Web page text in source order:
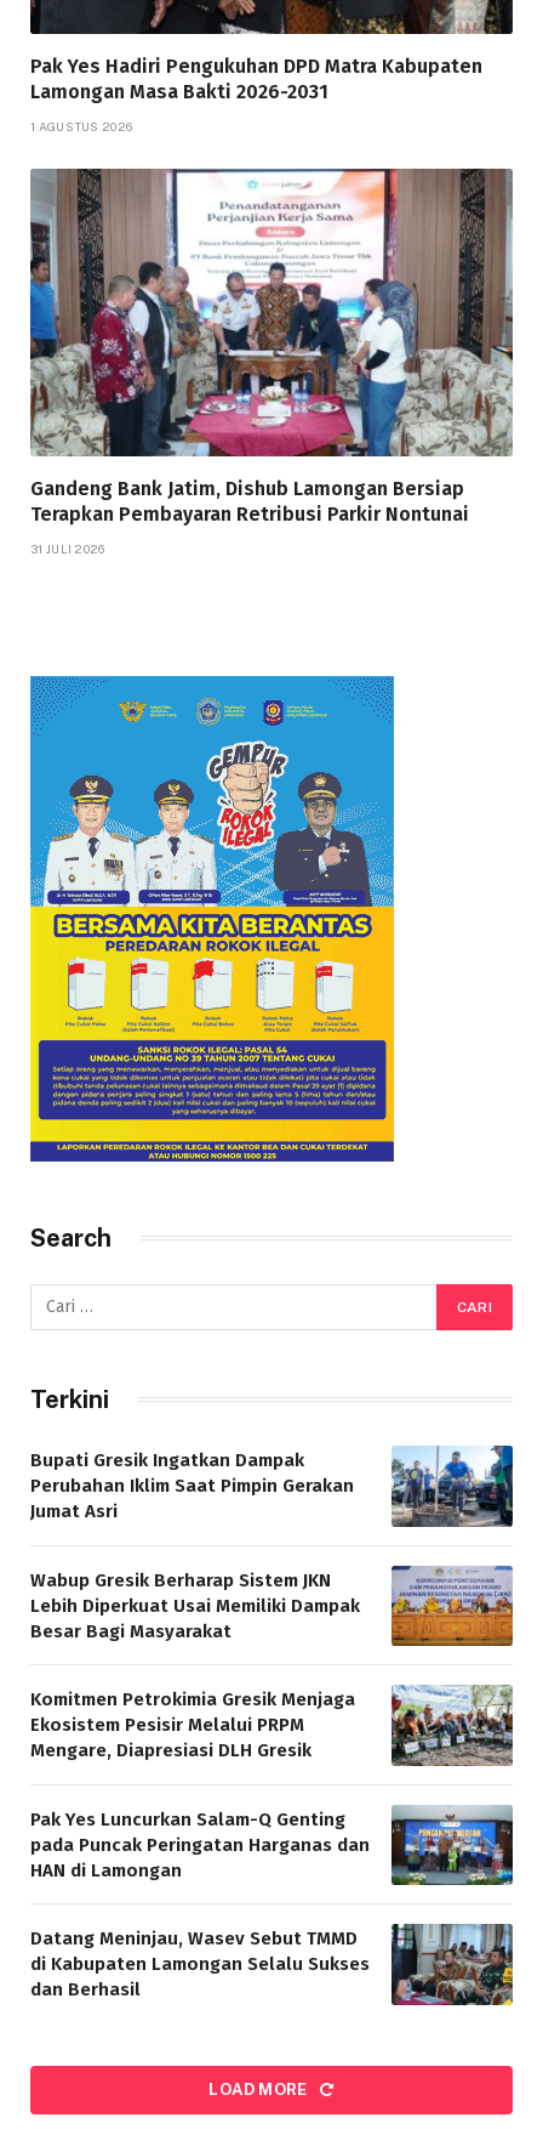
Pak Yes Hadiri Pengukuhan DPD Matra Kabupaten
Lamongan Masa Bakti 2026-2031
1 AGUSTUS 2026
Gandeng Bank Jatim, Dishub Lamongan Bersiap
Terapkan Pembayaran Retribusi Parkir Nontunai
31 JULI 2026
Search
Terkini
Bupati Gresik Ingatkan Dampak
Perubahan Iklim Saat Pimpin Gerakan
Jumat Asri
Wabup Gresik Berharap Sistem JKN
Lebih Diperkuat Usai Memiliki Dampak
Besar Bagi Masyarakat
Komitmen Petrokimia Gresik Menjaga
Ekosistem Pesisir Melalui PRPM
Mengare, Diapresiasi DLH Gresik
Pak Yes Luncurkan Salam-Q Genting
pada Puncak Peringatan Harganas dan
HAN di Lamongan
Datang Meninjau, Wasev Sebut TMMD
di Kabupaten Lamongan Selalu Sukses
dan Berhasil
LOAD MORE